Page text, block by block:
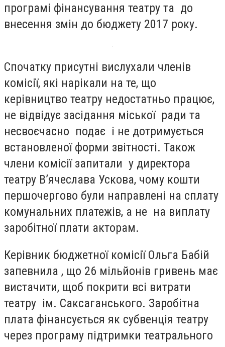
програмі фінансування театру та до
внесення змін до бюджету 2017 року.
Спочатку присутні вислухали членів
комісії, які нарікали на те, що
керівництво театру недостатньо працює,
не відвідує засідання міської ради та
несвоєчасно подає і не дотримується
встановленої форми звітності. Також
члени комісії запитали у директора
театру В’ячеслава Ускова, чому кошти
першочергово були направлені на сплату
комунальних платежів, а не на виплату
заробітної плати акторам.
Керівник бюджетної комісії Ольга Бабій
запевнила , що 26 мільйонів гривень має
вистачити, щоб покрити всі витрати
театру ім. Саксаганського. Заробітна
плата фінансується як субвенція театру
через програму підтримки театрального